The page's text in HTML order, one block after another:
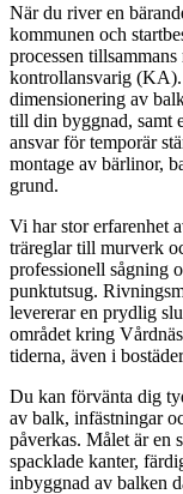
När du river en
kommunen och
processen
kontrollansvarig
dimensionering av
till din byggnad, samt
ansvar för temporär
montage av bärlinor,
grund.
Vi har stor erfarenhet
träreglar till murverk
professionell sågning
punktutsug.
levererar en prydlig
området kring
tiderna, även i
Du kan förvänta dig
av balk, infästningar
påverkas. Målet är en
spacklade kanter,
inbyggnad av balken